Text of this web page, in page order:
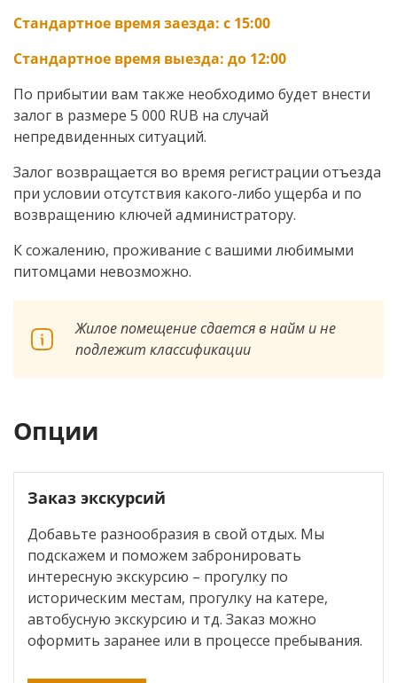
Стандартное время заезда: с 15:00
Стандартное время выезда: до 12:00
По прибытии вам также необходимо будет внести
залог в размере 5 000 RUB на случай
непредвиденных ситуаций.
Залог возвращается во время регистрации отъезда
при условии отсутствия какого-либо ущерба и по
возвращению ключей администратору.
К сожалению, проживание с вашими любимыми
питомцами невозможно.
Жилое помещение сдается в найм и не
подлежит классификации
Опции
Заказ экскурсий
Добавьте разнообразия в свой отдых. Мы
подскажем и поможем забронировать
интересную экскурсию – прогулку по
историческим местам, прогулку на катере,
автобусную экскурсию и тд. Заказ можно
оформить заранее или в процессе пребывания.